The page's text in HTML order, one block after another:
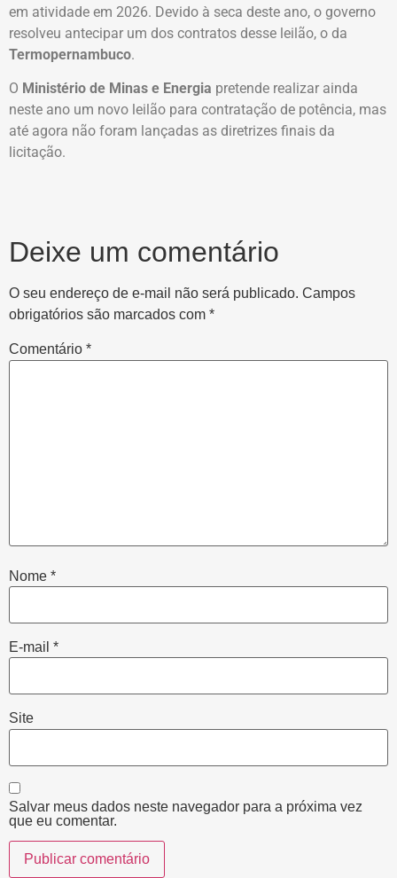
em atividade em 2026. Devido à seca deste ano, o governo
resolveu antecipar um dos contratos desse leilão, o da
Termopernambuco.
O Ministério de Minas e Energia pretende realizar ainda
neste ano um novo leilão para contratação de potência, mas
até agora não foram lançadas as diretrizes finais da
licitação.
Deixe um comentário
O seu endereço de e-mail não será publicado. Campos
obrigatórios são marcados com *
Comentário *
Nome *
E-mail *
Site
Salvar meus dados neste navegador para a próxima vez
que eu comentar.